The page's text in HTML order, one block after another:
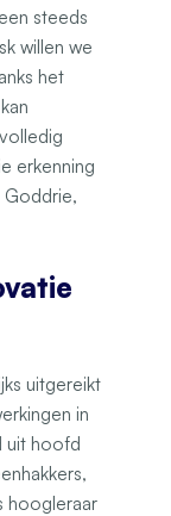
steeds
willen we
het
erkenning
Goddrie,
uitgereikt
in
uit hoofd
hoogleraar